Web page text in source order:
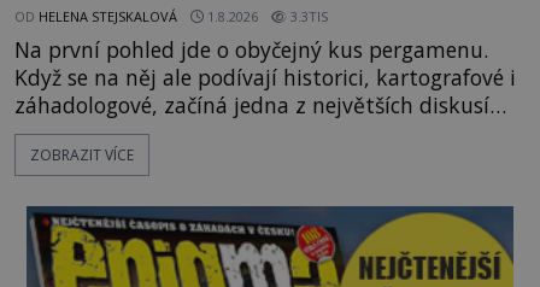
OD HELENA STEJSKALOVÁ 1.8.2026 3.3TIS
Na první pohled jde o obyčejný kus pergamenu.
Když se na něj ale podívají historici, kartografové i
záhadologové, začíná jedna z největších diskusí
moderní historie. Osmanský admirál Piri Reis roku
1513 kreslí mapu světa, která překvapuje
ní vidí důkaz ztracené civilizace nebo dokonce
znalost Antarktidy dávno před jejím objevením.
Jiní tvrdí,
ZOBRAZIT VÍCE